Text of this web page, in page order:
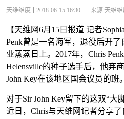
天维维度 2018-06-15 16:30 来源:天维
【天维网6月15日报道 记者
Penk曾是一名海军，退役后开
业蒸蒸日上。2017年，Chris
Helensville的种子选手后，他弃
John Key在该地区国会议员的班。
对于Sir John Key留下的这双“大
近日，Chris与天维网记者分享了